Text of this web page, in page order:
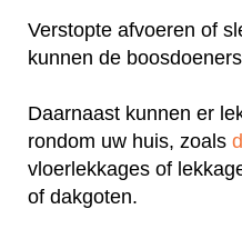
Verstopte afvoeren of
kunnen de
Daarnaast kunnen er
rondom uw huis, zoals
vloerlekkages of
of dakgoten.